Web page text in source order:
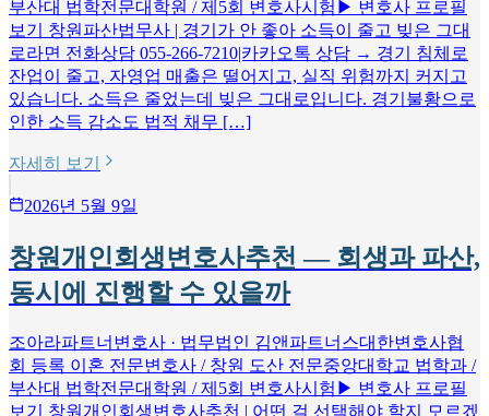
부산대 법학전문대학원 / 제5회 변호사시험▶ 변호사 프로필
보기 창원파산법무사 | 경기가 안 좋아 소득이 줄고 빚은 그대
로라면 전화상담 055-266-7210|카카오톡 상담 → 경기 침체로
잔업이 줄고, 자영업 매출은 떨어지고, 실직 위험까지 커지고
있습니다. 소득은 줄었는데 빚은 그대로입니다. 경기불황으로
인한 소득 감소도 법적 채무 […]
자세히 보기
2026년 5월 9일
창원개인회생변호사추천 — 회생과 파산,
동시에 진행할 수 있을까
조아라파트너변호사 · 법무법인 김앤파트너스대한변호사협
회 등록 이혼 전문변호사 / 창원 도산 전문중앙대학교 법학과 /
부산대 법학전문대학원 / 제5회 변호사시험▶ 변호사 프로필
보기 창원개인회생변호사추천 | 어떤 걸 선택해야 할지 모르겠